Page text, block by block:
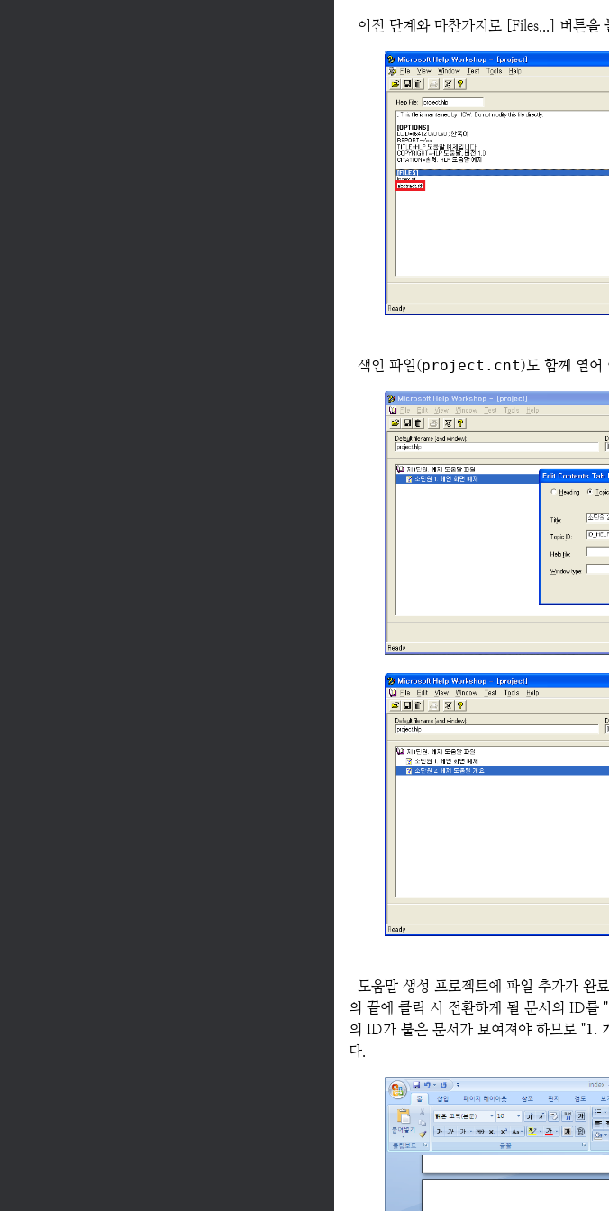
이전 단계와 마찬가지로 [Files...] 버튼을
색인 파일(project.cnt)도 함께 열어
도움말 생성 프로젝트에 파일 추가가 완
의 끝에 클릭 시 전환하게 될 문서의 ID를
의 ID가 붙은 문서가 보여져야 하므로 "1.
다.